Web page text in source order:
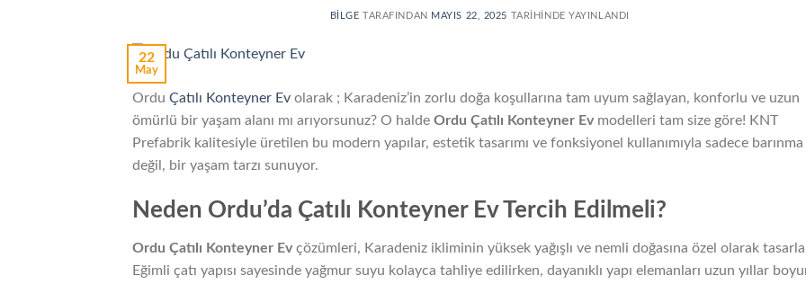
BILGE TARAFINDAN MAYIS 22, 2025 TARIHINDE YAYINLANDI
22
May
Ordu Çatılı Konteyner Ev olarak ; Karadeniz’in zorlu doğa koşullarına tam uyum sağlayan, konforlu ve uzun
ömürlü bir yaşam alanı mı arıyorsunuz? O halde Ordu Çatılı Konteyner Ev modelleri tam size göre! KNT
Prefabrik kalitesiyle üretilen bu modern yapılar, estetik tasarımı ve fonksiyonel kullanımıyla sadece barınma
değil, bir yaşam tarzı sunuyor.
Neden Ordu’da Çatılı Konteyner Ev Tercih Edilmeli?
Ordu Çatılı Konteyner Ev çözümleri, Karadeniz ikliminin yüksek yağışlı ve nemli doğasına özel olarak
Eğimli çatı yapısı sayesinde yağmur suyu kolayca tahliye edilirken, dayanıklı yapı elemanları uzun yıllar